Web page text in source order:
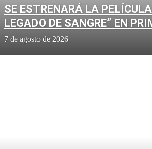
SE ESTRENARÁ LA
LEGADO DE SANGRE” EN
7 de agosto de 2026